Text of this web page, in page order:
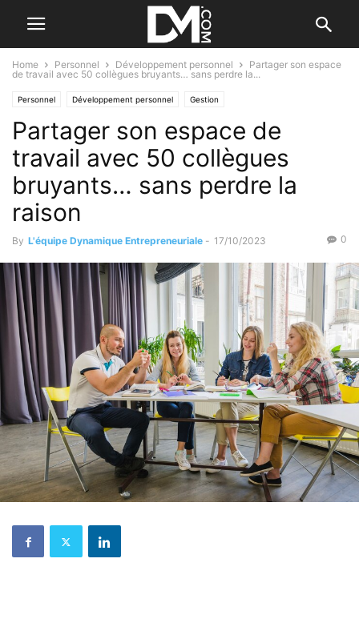
Home Personnel Développement personnel
Partager son espace
de travail avec 50 collègues bruyants… sans perdre la...
Personnel Développement personnel Gestion
Gestion du temps et du stress Les difficultés
Partager son espace de
travail avec 50 collègues
bruyants… sans perdre la
raison
By L'équipe Dynamique Entrepreneuriale - 17/10/2023 0